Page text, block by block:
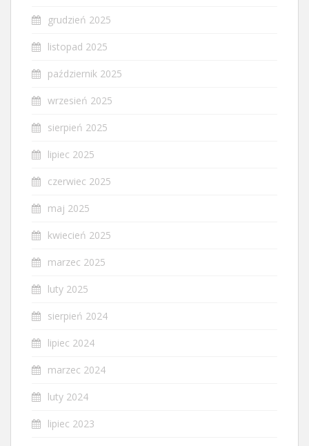
grudzień 2025
listopad 2025
październik 2025
wrzesień 2025
sierpień 2025
lipiec 2025
czerwiec 2025
maj 2025
kwiecień 2025
marzec 2025
luty 2025
sierpień 2024
lipiec 2024
marzec 2024
luty 2024
lipiec 2023